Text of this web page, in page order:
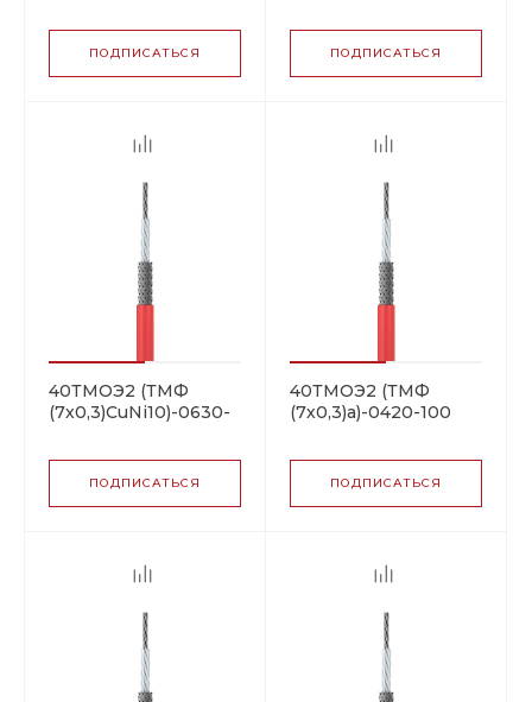
нагревательная
секцияПОДПИСАТЬСЯ
нагревательная
секцияПОДПИСАТЬСЯ
40ТМОЭ2 (ТМФ
(7х0,3)CuNi10)-0630-
нагревательная
секцияПОДПИСАТЬСЯ
40ТМОЭ2 (ТМФ
(7х0,3)а)-0420-100
нагревательная
секцияПОДПИСАТЬСЯ